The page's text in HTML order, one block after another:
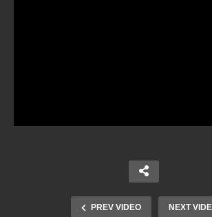
PREV VIDEO NEXT